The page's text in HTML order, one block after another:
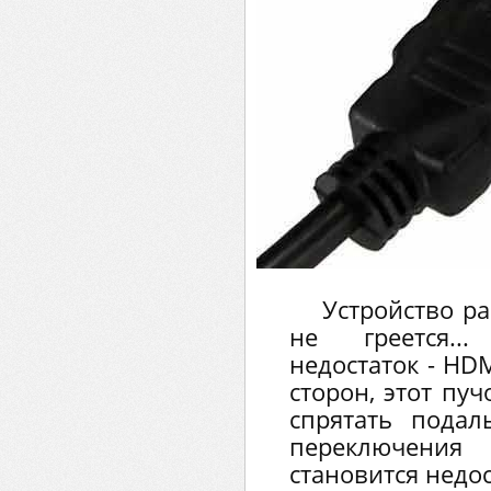
Устройство
не
недостаток -
сторон, этот
спрятать
становится